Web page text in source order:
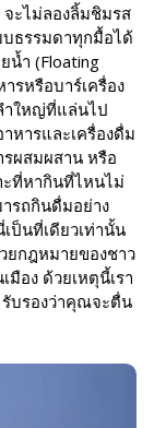
จะไม่ลองลิ้มชิมรส
บธรรมดาทุกมื้อได้
น้ำ (Floating
รหรือบาร์เครื่อง
ำใหญ่ที่แล่นไป
หารและเครื่องดื่ม
รผสมผสาน หรือ
ะที่หากินที่ไหนไม่
รถกินดื่มอย่าง
ป็นที่เดียวเท่านั้น
ยกฎหมายของชาว
อง ด้วยเหตุนี้เรา
รับรองว่าคุณจะตื่น